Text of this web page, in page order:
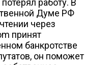
Думе РФ
через
принят
банкротстве
он поможет